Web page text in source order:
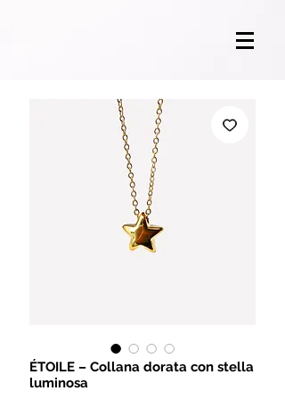
ÉTOILE – Collana dorata con stella
luminosa